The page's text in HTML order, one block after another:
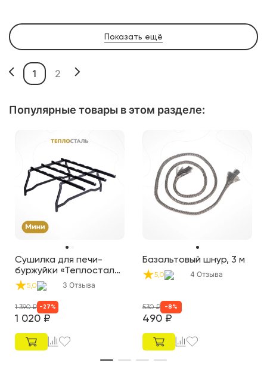
Показать ещё
1 2
Популярные товары в этом разделе:
Сушилка для печи-
буржуйки «Теплосталь
Мини»
5,0 3 Отзыва
1 020 ₽
1 390₽ - 27 %
Базальтовый шнур, 3 м
5,0 4 Отзыва
490 ₽
530₽ -8 %